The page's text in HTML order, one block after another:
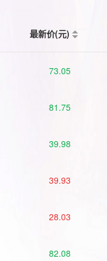
最新价(元)
73.05
81.75
39.98
39.93
28.03
82.08